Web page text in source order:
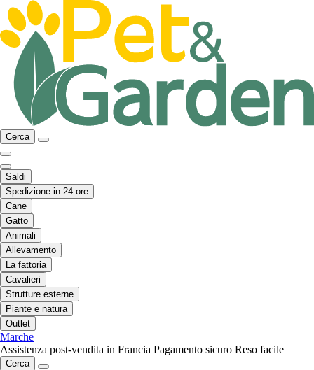
Cerca
Saldi
Spedizione in 24 ore
Cane
Gatto
Animali
Allevamento
La fattoria
Cavalieri
Strutture esterne
Piante e natura
Outlet
Marche
Assistenza post-vendita in Francia Pagamento sicuro Reso facile
Cerca